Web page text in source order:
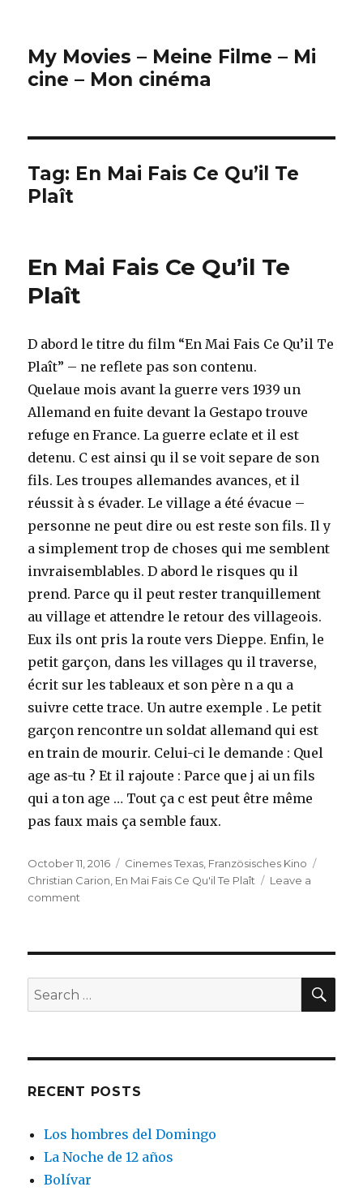
My Movies – Meine Filme – Mi
cine – Mon cinéma
Tag: En Mai Fais Ce Qu’il Te
Plaît
En Mai Fais Ce Qu’il Te
Plaît
D abord le titre du film “En Mai Fais Ce Qu’il Te
Plaît” – ne reflete pas son contenu.
Quelaue mois avant la guerre vers 1939 un
Allemand en fuite devant la Gestapo trouve
refuge en France. La guerre eclate et il est
detenu. C est ainsi qu il se voit separe de son
fils. Les troupes allemandes avances, et il
réussit à s évader. Le village a été évacue –
personne ne peut dire ou est reste son fils. Il y
a simplement trop de choses qui me semblent
invraisemblables. D abord le risques qu il
prend. Parce qu il peut rester tranquillement
au village et attendre le retour des villageois.
Eux ils ont pris la route vers Dieppe. Enfin, le
petit garçon, dans les villages qu il traverse,
écrit sur les tableaux et son père n a qu a
suivre cette trace. Un autre exemple . Le petit
garçon rencontre un soldat allemand qui est
en train de mourir. Celui-ci le demande : Quel
age as-tu ? Et il rajoute : Parce que j ai un fils
qui a ton age … Tout ça c est peut être même
pas faux mais ça semble faux.
Posted
on
October 11, 2016 Categories
Cinemes Texas Französisches Kino
Christian Carion En Mai Fais Ce Qu'il Te Plaît
Leave a
comment
Qu’il
Te
Plaît
Search
for:
RECENT POSTS
Los hombres del Domingo
La Noche de 12 años
Bolívar